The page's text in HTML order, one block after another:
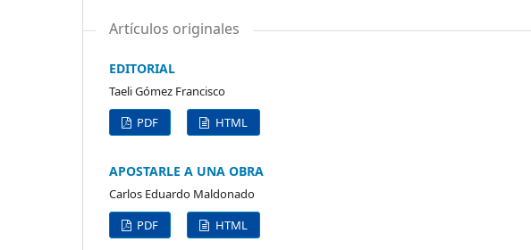
Artículos originales
EDITORIAL
Taeli Gómez Francisco
PDF
HTML
APOSTARLE A UNA OBRA
Carlos Eduardo Maldonado
PDF
HTML